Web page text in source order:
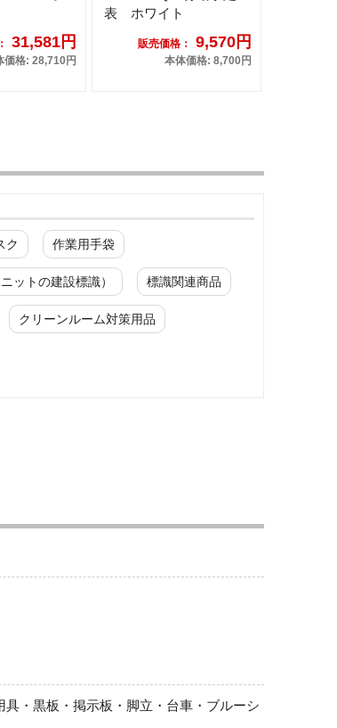
31,581円
価格: 28,710円
表 ホワイト
販売価格： 9,570円
本体価格: 8,700円
ク 作業用手袋
ットの建設標識） 標識関連商品
クリーンルーム対策用品
・黒板・掲示板・脚立・台車・ブルーシ